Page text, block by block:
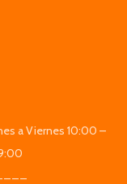
a Viernes 10:00 –